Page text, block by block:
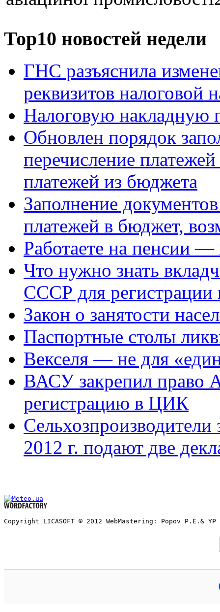
Тор10 новостей недели
ГНС разъяснила
реквизитов налоговой
Налоговую накладную
Обновлен порядок
перечисление
платежей из бюджета
Заполнение
платежей в бюджет,
Работаете на пенсии
Что нужно знать
СССР для регистрации
Закон о занятости
Паспортные столы
Векселя — не для
ВАСУ закрепил право
регистрацию в ЦИК
2012 г. подают две
Copyright LICASOFT © 2012 WebMastering: Popov P.E.& YP